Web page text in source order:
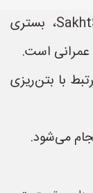
سایت ساخت سازی به نشانی SakhtSazi.ir، بستری
عمرانی است.
با بتن‌ریزی
می‌شود.